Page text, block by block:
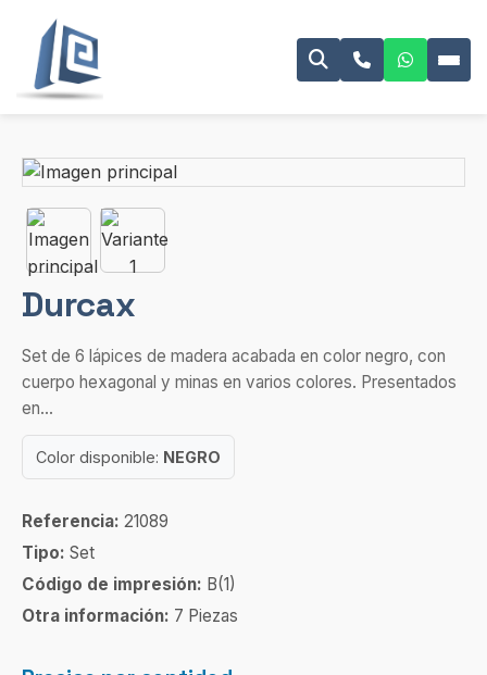
Durcax
Set de 6 lápices de madera acabada en color negro, con
cuerpo hexagonal y minas en varios colores. Presentados
en...
Color disponible: NEGRO
Referencia: 21089
Tipo: Set
Código de impresión: B(1)
Otra información: 7 Piezas